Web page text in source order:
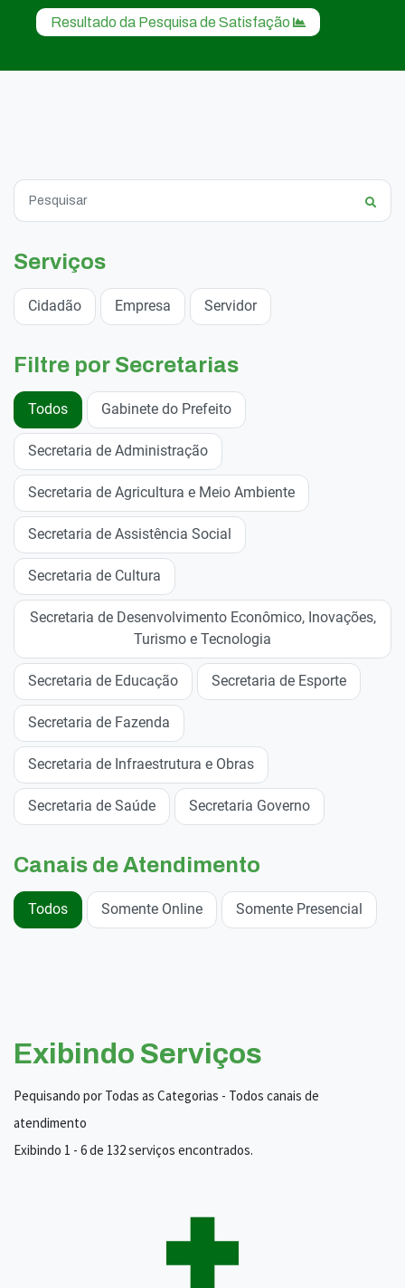
Resultado da Pesquisa de Satisfação
Serviços
Cidadão Empresa Servidor
Filtre por Secretarias
Todos Gabinete do Prefeito
Secretaria de Administração
Secretaria de Agricultura e Meio Ambiente
Secretaria de Assistência Social
Secretaria de Cultura
Secretaria de Desenvolvimento Econômico, Inovações,
Turismo e Tecnologia
Secretaria de Educação Secretaria de Esporte
Secretaria de Fazenda
Secretaria de Infraestrutura e Obras
Secretaria de Saúde Secretaria Governo
Canais de Atendimento
Todos Somente Online Somente Presencial
Exibindo Serviços
Pequisando por Todas as Categorias - Todos canais de
atendimento
Exibindo 1 - 6 de 132 serviços encontrados.